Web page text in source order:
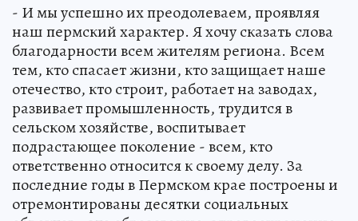
- И мы успешно их преодолеваем, проявляя
наш пермский характер. Я хочу сказать слова
благодарности всем жителям региона. Всем
тем, кто спасает жизни, кто защищает наше
отечество, кто строит, работает на заводах,
развивает промышленность, трудится в
сельском хозяйстве, воспитывает
подрастающее поколение - всем, кто
ответственно относится к своему делу. За
последние годы в Пермском крае построены и
отремонтированы десятки социальных